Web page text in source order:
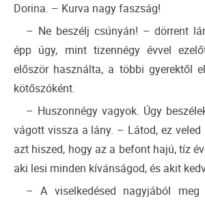
Dorina. – Kurva nagy faszság!
– Ne beszélj csúnyán! – dörrent
épp úgy, mint tizennégy évvel
először használta, a többi gyerektől
kötőszóként.
– Huszonnégy vagyok. Úgy
vágott vissza a lány. – Látod, ez
azt hiszed, hogy az a befont hajú, tíz
aki lesi minden kívánságod, és akit
– A viselkedésed nagyjából